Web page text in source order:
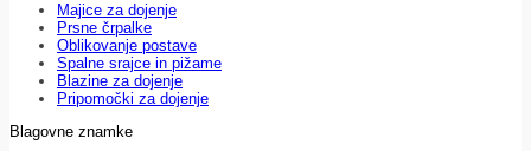
Majice za dojenje
Prsne črpalke
Oblikovanje postave
Spalne srajce in pižame
Blazine za dojenje
Pripomočki za dojenje
Blagovne znamke